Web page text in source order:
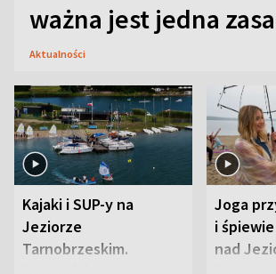
ważna jest jedna
Aktualności
Kajaki i SUP-y na
Jeziorze
Tarnobrzeskim.
Joga
i
nad